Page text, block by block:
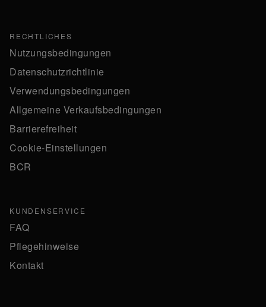
RECHTLICHES
Nutzungsbedingungen
Datenschutzrichtlinie
Verwendungsbedingungen
Allgemeine Verkaufsbedingungen
Barrierefreiheit
Cookie-Einstellungen
BCR
KUNDENSERVICE
FAQ
Pflegehinweise
Kontakt